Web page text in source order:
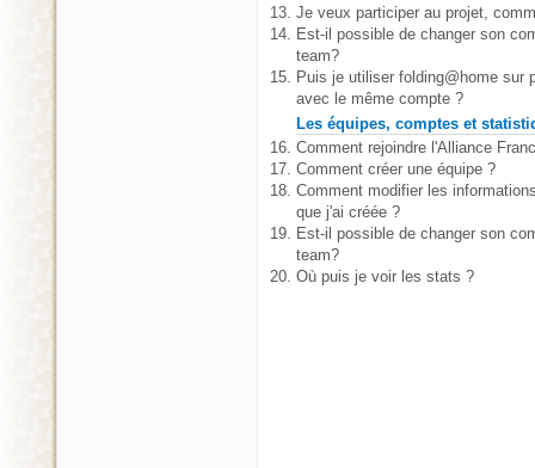
Je veux participer au projet,
Est-il possible de changer son
team?
Puis je utiliser folding@home sur
avec le même compte ?
Les équipes, comptes et
Comment rejoindre l'Alliance
Comment créer une équipe ?
Comment modifier les
que j'ai créée ?
Est-il possible de changer son
team?
Où puis je voir les stats ?